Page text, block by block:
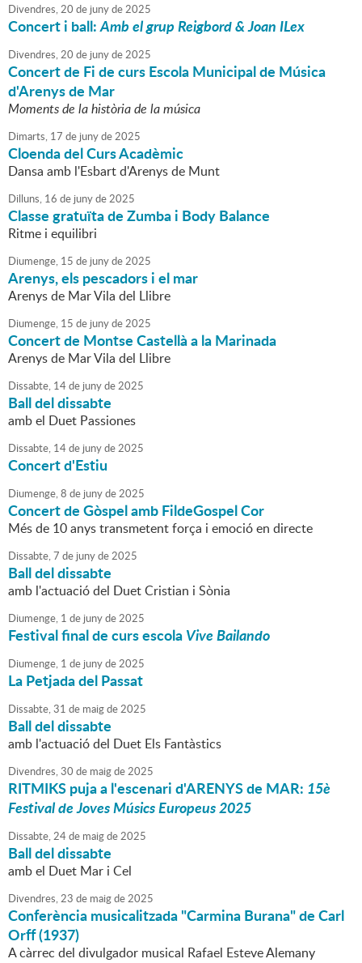
Divendres,20 de junyde2025
Concert i ball:Amb el grup Reigbord & Joan ILex
Divendres,20 de junyde2025
Concert de Fi de curs Escola Municipal de Música
d'Arenys de Mar
Moments de la història de la música
Dimarts, 17 de junyde2025
Cloenda del Curs Acadèmic
Dansa amb l'Esbart d'Arenys de Munt
Dilluns, 16 de junyde2025
Classe gratuïta de Zumba i Body Balance
Ritme i equilibri
Diumenge, 15 de junyde2025
Arenys, els pescadors i el mar
Arenys de Mar Vila del Llibre
Diumenge, 15 de junyde2025
Concert de Montse Castellà a la Marinada
Arenys de Mar Vila del Llibre
Dissabte, 14de junyde2025
Ball del dissabte
amb el Duet Passiones
Dissabte, 14de junyde2025
Concert d'Estiu
Diumenge,8 de junyde2025
Concert de Gòspel amb FildeGospel Cor
Més de 10 anys transmetent força i emoció en directe
Dissabte,7 de junyde2025
Ball del dissabte
amb l'actuació del Duet Cristian i Sònia
Diumenge, 1 de junyde2025
Festival final de curs escolaVive Bailando
Diumenge, 1 de junyde2025
La Petjada del Passat
Dissabte,31 de maigde2025
Ball del dissabte
amb l'actuació del Duet Els Fantàstics
Divendres,30 de maigde2025
RITMIKS puja a l'escenari d'ARENYS de MAR: 15è
Festival de Joves Músics Europeus 2025
Dissabte,24de maigde2025
Ball del dissabte
amb el Duet Mar i Cel
Divendres,23 de maigde2025
Conferència musicalitzada "Carmina Burana" de Carl
Orff (1937)
A càrrec del divulgador musical Rafael Esteve Alemany